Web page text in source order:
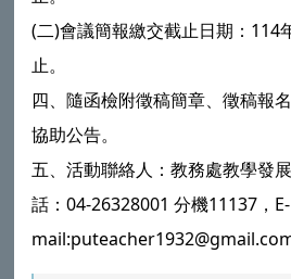
(二)會議簡報繳交截止日期：114
止。
四、隨函檢附徵稿簡章、徵稿報
協助公告。
五、活動聯絡人：教務處教學發
話：04-26328001 分機11137，E-
mail:puteacher1932@gmail.com